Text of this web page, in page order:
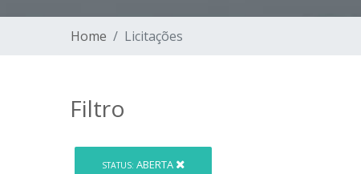
Home Licitações
Filtro
STATUS: ABERTA